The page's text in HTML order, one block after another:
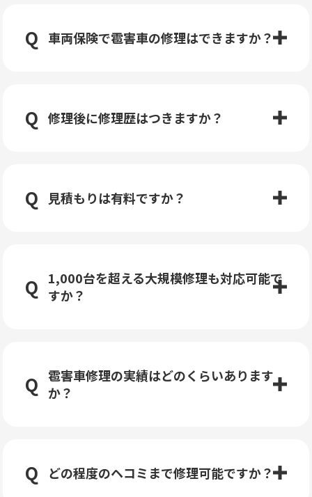
車両保険で雹害車の修理はできますか？
修理後に修理歴はつきますか？
見積もりは有料ですか？
1,000台を超える大規模修理も対応可能で
すか？
雹害車修理の実績はどのくらいあります
か？
どの程度のヘコミまで修理可能ですか？